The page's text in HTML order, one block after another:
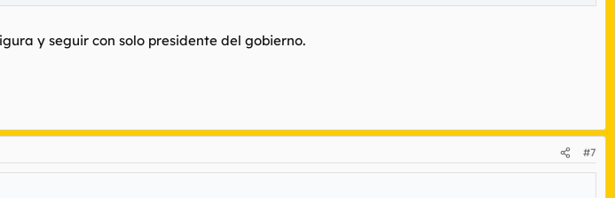
y seguir con solo presidente del gobierno.
#7